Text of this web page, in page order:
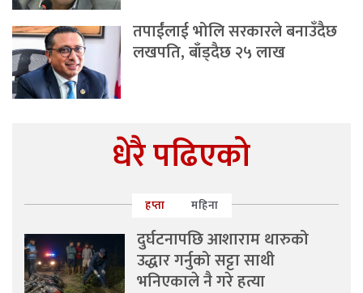
तपाईंलाई भोलि सरकारले बनाउँदैछ
लखपति, बाँड्दैछ २५ लाख
धेरै पढिएको
हप्ता महिना
दुर्घटनापछि आशाराम थारुको
उद्धार गर्नुको सट्टा साथी
भनिएकाले नै गरे हत्या